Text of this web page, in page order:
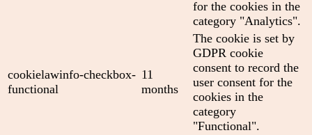
for the cookies in the
category "Analytics".
cookielawinfo-checkbox-
functional
11
months
The cookie is set by
GDPR cookie
consent to record the
user consent for the
cookies in the
category
"Functional".